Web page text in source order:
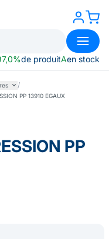
de produitAen stock
/
PP 13910 EGAUX
PP